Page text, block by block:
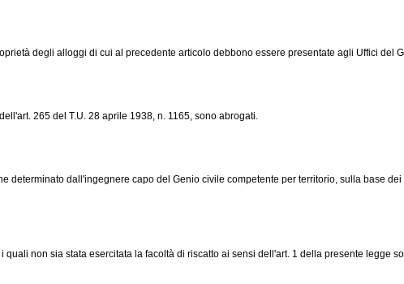
degli alloggi di cui al precedente articolo debbono essere presentate agli Uffici del
265 del T.U. 28 aprile 1938, n. 1165, sono abrogati.
dall'ingegnere capo del Genio civile competente per territorio, sulla base
non sia stata esercitata la facoltà di riscatto ai sensi dell'art. 1 della presente legge